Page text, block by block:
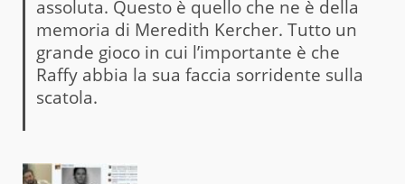
assoluta. Questo è quello che ne è della
memoria di Meredith Kercher. Tutto un
grande gioco in cui l’importante è che
Raffy abbia la sua faccia sorridente sulla
scatola.